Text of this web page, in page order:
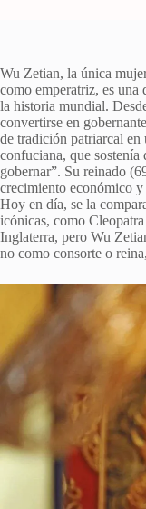
Wu Zetian, la única
como emperatriz, es una
la historia mundial.
convertirse en
de tradición patriarcal en
confuciana, que sostenía
gobernar”. Su reinado
crecimiento económico
Hoy en día, se la
icónicas, como
Inglaterra, pero Wu
no como consorte o